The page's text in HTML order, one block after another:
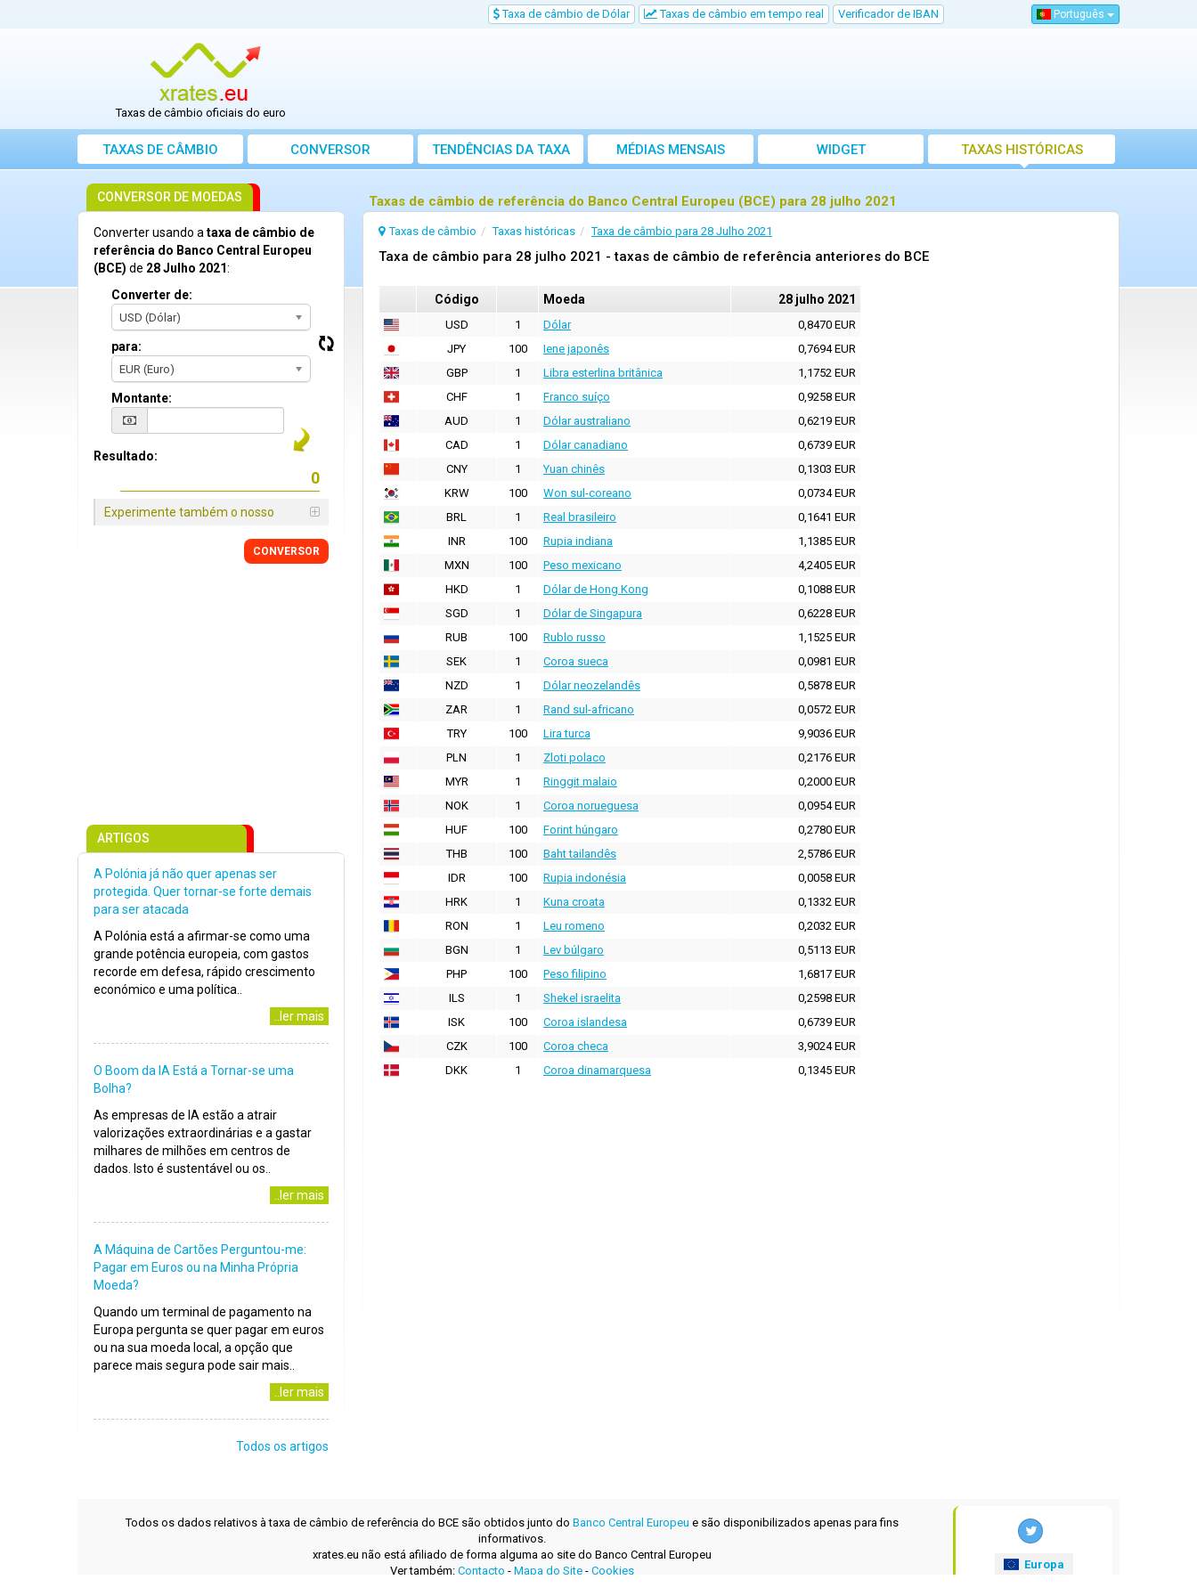
Taxa de câmbio de Dólar Taxas de câmbio em tempo real Verificador de IBAN Português
Taxas de câmbio oficiais do euro
TAXAS DE CÂMBIO CONVERSOR TENDÊNCIAS DA TAXA MÉDIAS MENSAIS WIDGET TAXAS HISTÓRICAS
Taxas de câmbio de referência do Banco Central Europeu (BCE) para 28 julho 2021
Taxas de câmbio Taxas históricas Taxa de câmbio para 28 Julho 2021
Taxa de câmbio para 28 julho 2021 - taxas de câmbio de referência anteriores do BCE
Código Moeda 28 julho 2021
USD 1 Dólar
0,8470 EUR
JPY
100 Iene japonês
0,7694 EUR
GBP
1 Libra esterlina britânica
1,1752 EUR
CHF
1 Franco suíço
0,9258 EUR
AUD
1 Dólar australiano
0,6219 EUR
CAD
1 Dólar canadiano
0,6739 EUR
CNY
1 Yuan chinês
0,1303 EUR
KRW
100 Won sul-coreano
0,0734 EUR
BRL
1 Real brasileiro
0,1641 EUR
INR
100 Rupia indiana
1,1385 EUR
MXN
100 Peso mexicano
4,2405 EUR
HKD
1 Dólar de Hong Kong
0,1088 EUR
SGD
1 Dólar de Singapura
0,6228 EUR
RUB
100 Rublo russo
1,1525 EUR
SEK
1 Coroa sueca
0,0981 EUR
NZD
1 Dólar neozelandês
0,5878 EUR
ZAR
1 Rand sul-africano
0,0572 EUR
TRY
100 Lira turca
9,9036 EUR
PLN
1 Zloti polaco
0,2176 EUR
MYR
1 Ringgit malaio
0,2000 EUR
NOK
1 Coroa norueguesa
0,0954 EUR
HUF
100 Forint húngaro
0,2780 EUR
THB
100 Baht tailandês
2,5786 EUR
IDR
100 Rupia indonésia
0,0058 EUR
HRK
1 Kuna croata
0,1332 EUR
RON
1 Leu romeno
0,2032 EUR
BGN
1 Lev búlgaro
0,5113 EUR
PHP
100 Peso filipino
1,6817 EUR
ILS
1 Shekel israelita
0,2598 EUR
ISK
100 Coroa islandesa
0,6739 EUR
CZK
100 Coroa checa
3,9024 EUR
DKK
1 Coroa dinamarquesa 0,1345 EUR
CONVERSOR DE MOEDAS
Converter usando ataxa de câmbio de
referência do Banco Central Europeu
(BCE) de 28 Julho 2021:
Converter de:
USD (Dólar)
para:
EUR (Euro)
Montante:
Resultado:
Experimente também o nosso
CONVERSOR
ARTIGOS
A Polónia já não quer apenas ser
protegida. Quer tornar-se forte demais
para ser atacada
A Polónia está a afirmar-se como uma
grande potência europeia, com gastos
recorde em defesa, rápido crescimento
económico e uma política..
..ler mais
O Boom da IA Está a Tornar-se uma
Bolha?
As empresas de IA estão a atrair
valorizações extraordinárias e a gastar
milhares de milhões em centros de
dados. Isto é sustentável ou os..
..ler mais
A Máquina de Cartões Perguntou-me:
Pagar em Euros ou na Minha Própria
Moeda?
Quando um terminal de pagamento na
Europa pergunta se quer pagar em euros
ou na sua moeda local, a opção que
parece mais segura pode sair mais..
..ler mais
Todos os artigos
Todos os dados relativos à taxa de câmbio de referência do BCE são obtidos junto do Banco Central Europeu e são disponibilizados apenas para fins
informativos.
xrates.eu não está afiliado de forma alguma ao site do Banco Central Europeu
Ver também: Contacto - Mapa do Site- Cookies
Europa